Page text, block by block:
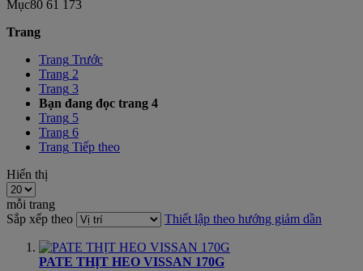
Mục80 61 173
Trang
Trang Trước
Trang 2
Trang 3
Bạn đang đọc trang 4
Trang 5
Trang 6
Trang Tiếp theo
Hiển thị
mỗi trang
Sắp xếp theo
Thiết lập theo hướng giảm dần
PATE THỊT HEO VISSAN 170G